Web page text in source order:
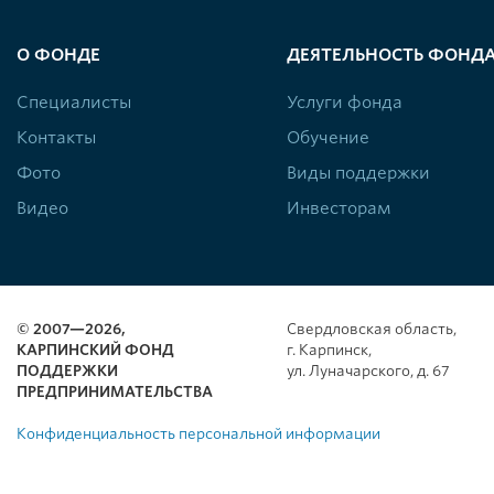
О ФОНДЕ
Специалисты
Контакты
Фото
Видео
ДЕЯТЕЛЬНОСТЬ
Услуги фонда
Обучение
Виды поддержки
Инвесторам
© 2007—2026,
КАРПИНСКИЙ ФОНД
ПОДДЕРЖКИ
ПРЕДПРИНИМАТЕЛЬСТВА
Свердловская область,
г. Карпинск,
ул. Луначарского, д. 67
Конфиденциальность персональной информации